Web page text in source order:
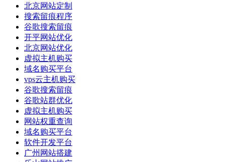
北京网站定制
搜索留痕程序
谷歌搜索留痕
开平网站优化
北京网站优化
虚拟主机购买
域名购买平台
vps云主机购买
谷歌搜索留痕
谷歌站群优化
虚拟主机购买
网站权重查询
域名购买平台
软件开发平台
广州网站搭建